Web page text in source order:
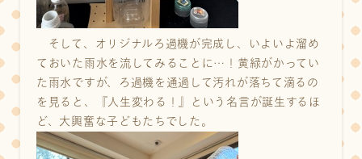
そして、オリジナルろ過機が完成し、いよいよ溜め
ておいた雨水を流してみることに…！黄緑がかってい
た雨水ですが、ろ過機を通過して汚れが落ちて滴るの
を見ると、『人生変わる！』という名言が誕生するほ
ど、大興奮な子どもたちでした。